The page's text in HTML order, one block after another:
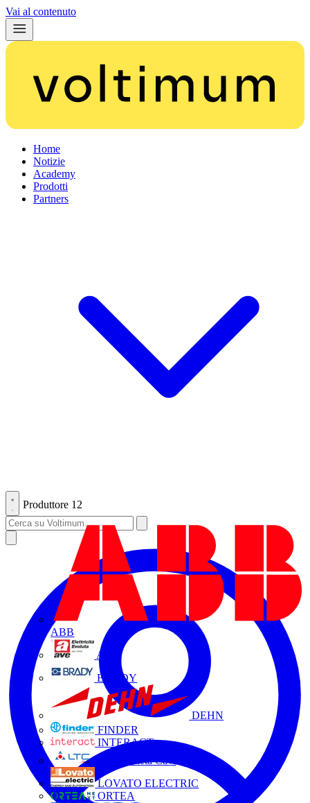
Vai al contenuto
Home
Notizie
Academy
Prodotti
Partners
Produttore 12
ABB
AVE
BRADY
DEHN
FINDER
INTERACT
La Triveneta Cavi
LOVATO ELECTRIC
ORTEA